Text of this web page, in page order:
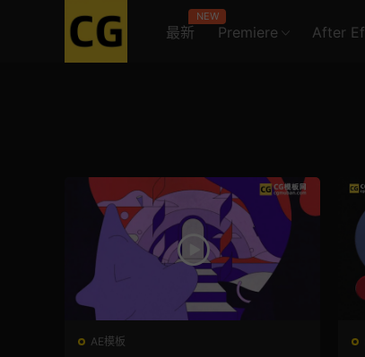
最新
NEW
Premiere After
AE模板